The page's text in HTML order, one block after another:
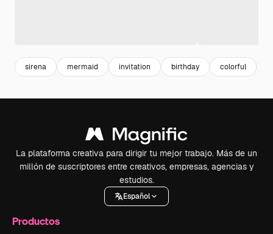
sirena mermaid invitation birthday colorful
La plataforma creativa para dirigir tu mejor trabajo. Más de un
millón de suscriptores entre creativos, empresas, agencias y
estudios.
Español
Productos